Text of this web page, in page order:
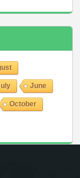
June
October